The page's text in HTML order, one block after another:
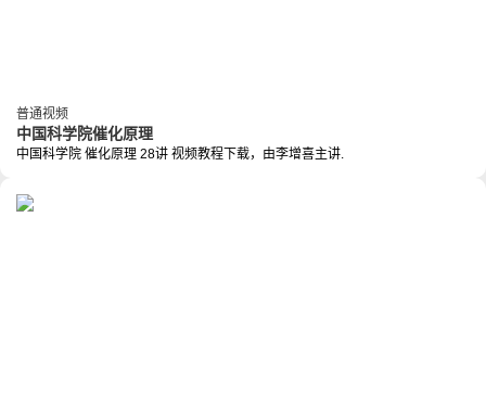
普通视频
中国科学院催化原理
中国科学院 催化原理 28讲 视频教程下载，由李增喜主讲.